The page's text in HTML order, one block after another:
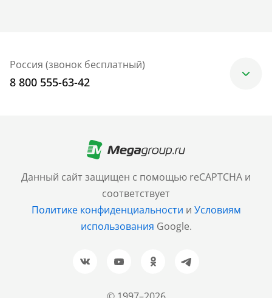
Данный сайт защищен с помощью reCAPTCHA и
соответствует
Политике конфиденциальности и Условиям
использования Google.
Россия (звонок бесплатный)
8 800 555-63-42
+7 (499) 705-30-10
Санкт-Петербург
+7 (812) 600-77-33
Барнаул
+7 (961) 999-93-93
Новосибирск